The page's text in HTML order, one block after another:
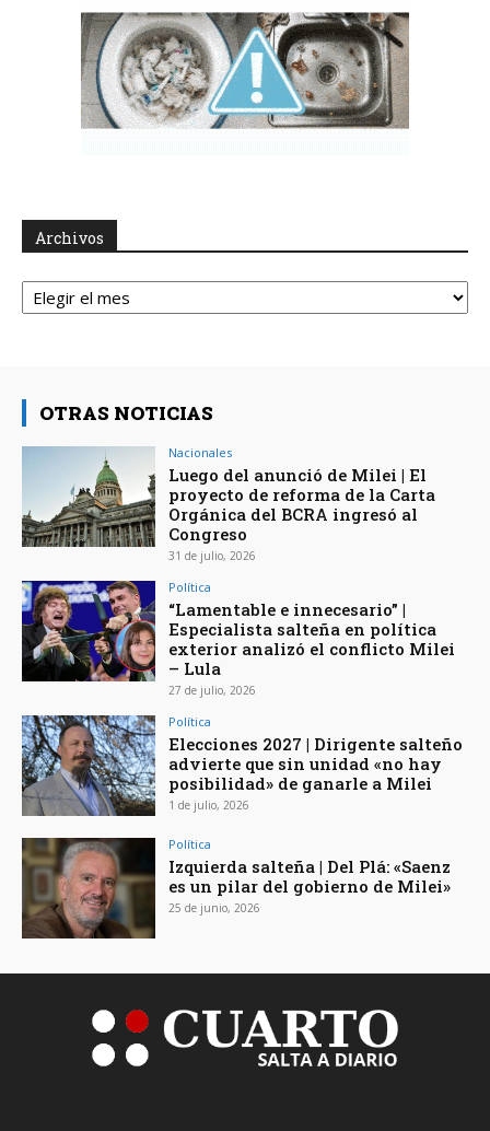
Archivos
Archivos
OTRAS NOTICIAS
Nacionales
Luego del anunció de Milei | El
proyecto de reforma de la Carta
Orgánica del BCRA ingresó al
Congreso
31 de julio, 2026
Política
“Lamentable e innecesario” |
Especialista salteña en política
exterior analizó el conflicto Milei
– Lula
27 de julio, 2026
Política
Elecciones 2027 | Dirigente salteño
advierte que sin unidad «no hay
posibilidad» de ganarle a Milei
1 de julio, 2026
Política
Izquierda salteña | Del Plá: «Saenz
es un pilar del gobierno de Milei»
25 de junio, 2026